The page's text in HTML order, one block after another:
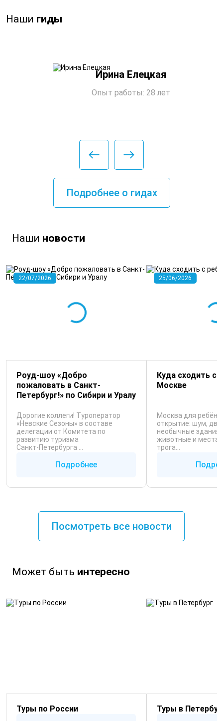
Наши гиды
Ирина Елецкая
Опыт работы: 28 лет
Подробнее о гидах
Наши новости
22/07/2026
Роуд-шоу «Добро
пожаловать в Санкт-
Петербург!» по Сибири и Уралу
Дорогие коллеги! Туроператор
«Невские Сезоны» в составе
делегации от Комитета по
развитию туризма
Санкт‑Петербурга ...
Подробнее
25/06/2026
Куда сходить с
Москве
Москва для
открытие: шум,
необычные
животные и места,
трога...
Посмотреть все новости
Может быть интересно
Туры по России
Туры в